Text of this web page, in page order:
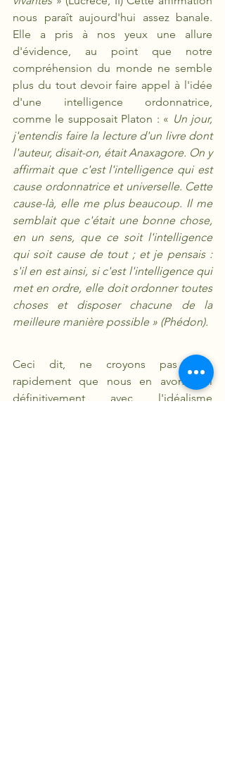
nous paraît aujourd'hui assez banale.
Elle a pris à nos yeux une allure
d'évidence, au point que notre
compréhension du monde ne semble
plus du tout devoir faire appel à l'idée
d'une intelligence ordonnatrice,
comme le supposait Platon : « Un jour,
j'entendis faire la lecture d'un livre dont
l'auteur, disait-on, était Anaxagore. On y
affirmait que c'est l'intelligence qui est
cause ordonnatrice et universelle. Cette
cause-là, elle me plus beaucoup. Il me
semblait que c'était une bonne chose,
en un sens, que ce soit l'intelligence
qui soit cause de tout ; et je pensais :
s'il en est ainsi, si c'est l'intelligence qui
met en ordre, elle doit ordonner toutes
choses et disposer chacune de la
meilleure manière possible » (Phédon).
Ceci dit, ne croyons pas trop
rapidement que nous en avons fini
définitivement avec l'idéalisme